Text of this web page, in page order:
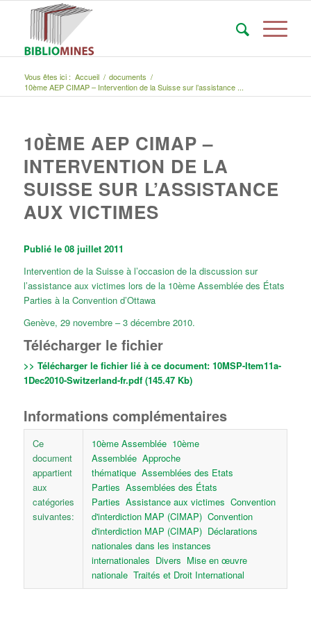
Vous êtes ici : Accueil / documents /
10ème AEP CIMAP – Intervention de la Suisse sur l’assistance ...
10ÈME AEP CIMAP –
INTERVENTION DE LA
SUISSE SUR L’ASSISTANCE
AUX VICTIMES
Publié le 08 juillet 2011
Intervention de la Suisse à l’occasion de la discussion sur
l’assistance aux victimes lors de la 10ème Assemblée des États
Parties à la Convention d’Ottawa
Genève, 29 novembre – 3 décembre 2010.
Télécharger le fichier
>> Télécharger le fichier lié à ce document: 10MSP-Item11a-
1Dec2010-Switzerland-fr.pdf (145.47 Kb)
Informations complémentaires
Ce
document
appartient
aux
catégories
suivantes:
10ème Assemblée 10ème
Assemblée Approche
thématique Assemblées des Etats
Parties Assemblées des États
Parties Assistance aux victimes Convention
d'interdiction MAP (CIMAP) Convention
d'interdiction MAP (CIMAP) Déclarations
nationales dans les instances
internationales Divers Mise en œuvre
nationale Traités et Droit International